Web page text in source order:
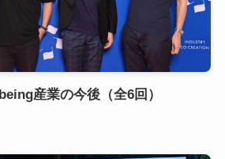
産業の今後（全6回）